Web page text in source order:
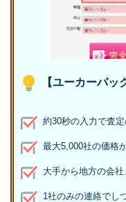
【ユーカーパッ
約30秒の入力で査
最大5,000社の価格
大手から地方の会
1社のみの連絡でし